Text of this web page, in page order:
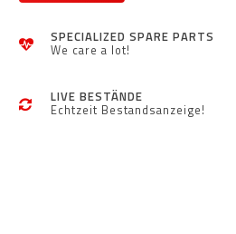
SPECIALIZED SPARE PARTS
We care a lot!
LIVE BESTÄNDE
Echtzeit Bestandsanzeige!